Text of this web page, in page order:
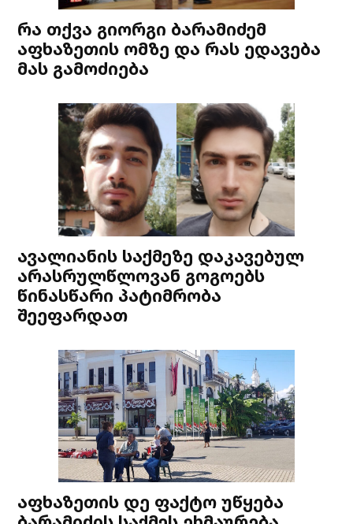
რა თქვა გიორგი ბარამიძემ
აფხაზეთის ომზე და რას ედავება
მას გამოძიება
ავალიანის საქმეზე დაკავებულ
არასრულწლოვან გოგოებს
წინასწარი პატიმრობა
შეეფარდათ
აფხაზეთის დე ფაქტო უწყება